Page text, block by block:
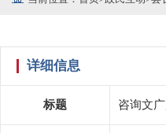
详细信息
标题 咨询文